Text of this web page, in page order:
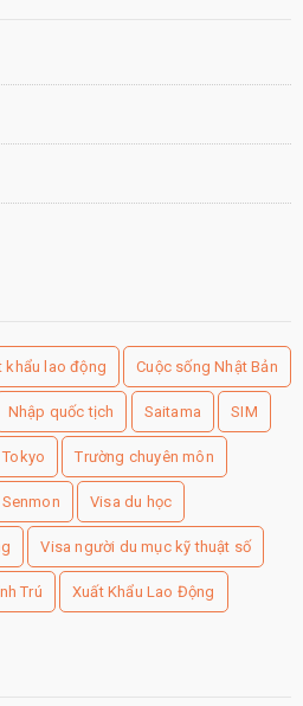
khẩu lao động Cuộc sống Nhật Bản
Nhập quốc tịch Saitama SIM
Tokyo Trường chuyên môn
Visa du học
Visa người du mục kỹ thuật số
Trú Xuất Khẩu Lao Động